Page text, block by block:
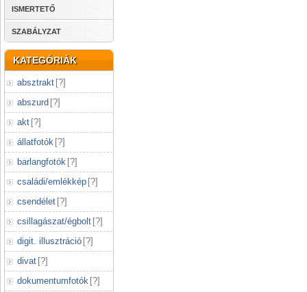
ISMERTETŐ
SZABÁLYZAT
KATEGÓRIÁK
absztrakt [?]
abszurd [?]
akt [?]
állatfotók [?]
barlangfotók [?]
családi/emlékkép [?]
csendélet [?]
csillagászat/égbolt [?]
digit. illusztráció [?]
divat [?]
dokumentumfotók [?]